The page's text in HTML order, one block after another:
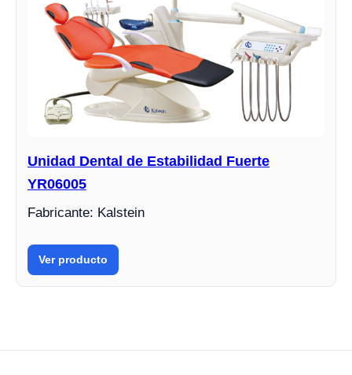
Unidad Dental de Estabilidad Fuerte
YR06005
Fabricante: Kalstein
Ver producto